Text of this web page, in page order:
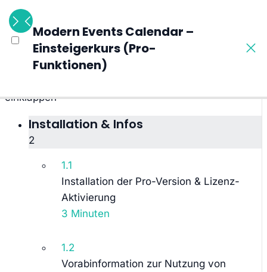
10 Abschnitte
40 Lektionen
42 Wochen
einklappen
Installation & Infos
2
1.1
Installation der Pro-Version & Lizenz-
Aktivierung
3 Minuten
1.2
Vorabinformation zur Nutzung von
Modern Events Calendar –
Einsteigerkurs (Pro-
Funktionen)